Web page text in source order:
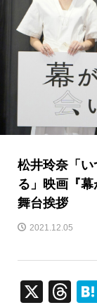
松井玲奈「
る」映画『
舞台挨拶
2021.12.05
X
T